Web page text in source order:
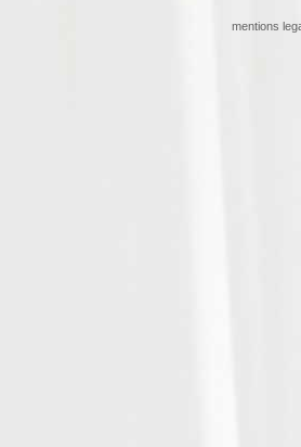
mentions